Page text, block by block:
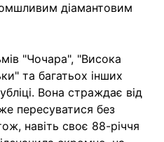
діамантовим
"Чочара", "Висока
та багатьох інших
Вона страждає від
пересуватися без
навіть своє 88-річчя